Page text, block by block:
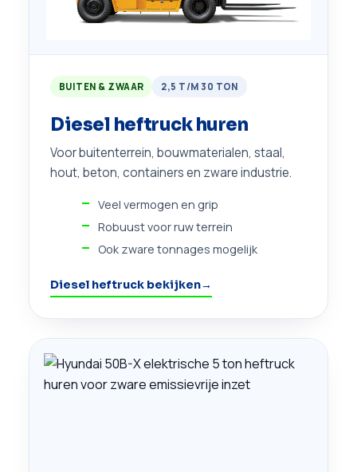
BUITEN & ZWAAR 2,5 T/M 30 TON
Diesel heftruck huren
Voor buitenterrein, bouwmaterialen, staal,
hout, beton, containers en zware industrie.
Veel vermogen en grip
Robuust voor ruw terrein
Ook zware tonnages mogelijk
Diesel heftruck bekijken→